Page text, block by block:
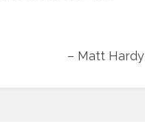
– Matt Hardy